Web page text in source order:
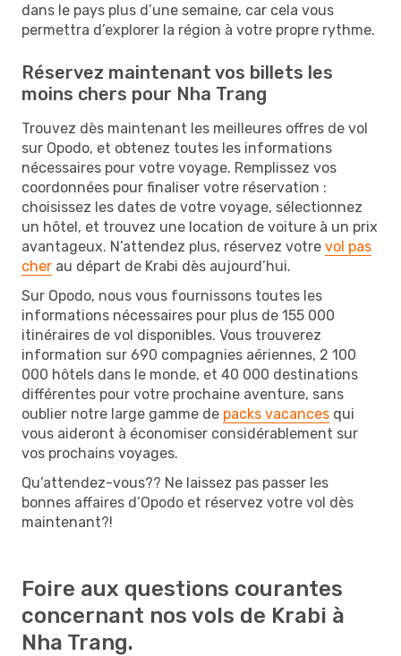
dans le pays plus d’une semaine, car cela vous
permettra d’explorer la région à votre propre rythme.
Réservez maintenant vos billets les
moins chers pour Nha Trang
Trouvez dès maintenant les meilleures offres de vol
sur Opodo, et obtenez toutes les informations
nécessaires pour votre voyage. Remplissez vos
coordonnées pour finaliser votre réservation :
choisissez les dates de votre voyage, sélectionnez
un hôtel, et trouvez une location de voiture à un prix
avantageux. N’attendez plus, réservez votre vol pas
cher au départ de Krabi dès aujourd’hui.
Sur Opodo, nous vous fournissons toutes les
informations nécessaires pour plus de 155 000
itinéraires de vol disponibles. Vous trouverez
information sur 690 compagnies aériennes, 2 100
000 hôtels dans le monde, et 40 000 destinations
différentes pour votre prochaine aventure, sans
oublier notre large gamme de packs vacances qui
vous aideront à économiser considérablement sur
vos prochains voyages.
Qu’attendez-vous?? Ne laissez pas passer les
bonnes affaires d’Opodo et réservez votre vol dès
maintenant?!
Foire aux questions courantes
concernant nos vols de Krabi à
Nha Trang.